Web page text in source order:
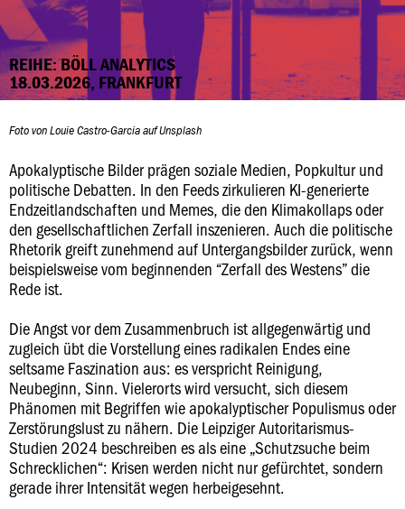
REIHE: BÖLL ANALYTICS
18.03.2026, FRANKFURT
Foto von Louie Castro-Garcia auf Unsplash
Apokalyptische Bilder prägen soziale Medien, Popkultur und
politische Debatten. In den Feeds zirkulieren KI-generierte
Endzeitlandschaften und Memes, die den Klimakollaps oder
den gesellschaftlichen Zerfall inszenieren. Auch die politische
Rhetorik greift zunehmend auf Untergangsbilder zurück, wenn
beispielsweise vom beginnenden “Zerfall des Westens” die
Rede ist.
Die Angst vor dem Zusammenbruch ist allgegenwärtig und
zugleich übt die Vorstellung eines radikalen Endes eine
seltsame Faszination aus: es verspricht Reinigung,
Neubeginn, Sinn. Vielerorts wird versucht, sich diesem
Phänomen mit Begriffen wie apokalyptischer Populismus oder
Zerstörungslust zu nähern. Die Leipziger Autoritarismus-
Studien 2024 beschreiben es als eine „Schutzsuche beim
Schrecklichen“: Krisen werden nicht nur gefürchtet, sondern
gerade ihrer Intensität wegen herbeigesehnt.